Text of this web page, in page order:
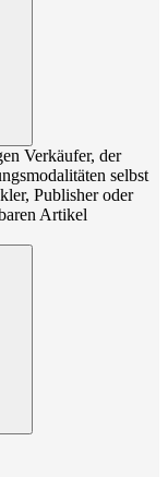
Verkäufer, der
selbst
Publisher oder
Artikel